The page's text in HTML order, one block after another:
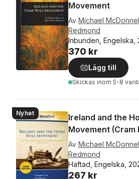
Movement
Av Michael
Redmond
Inbunden, Engelska,
370 kr
Lägg till
Skickas inom 5-8
Nyhet
Ireland and the
Movement (Cram
Av Michael
Redmond
Häftad, Engelska,
267 kr